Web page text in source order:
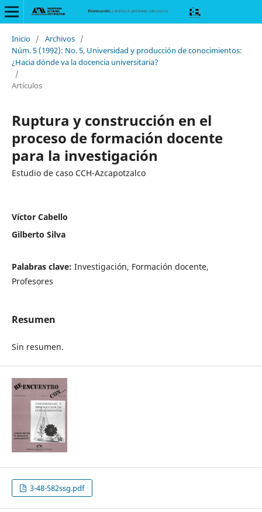
Inicio / Archivos /
Núm. 5 (1992): No. 5, Universidad y producción de conocimientos:
¿Hacia dónde va la docencia universitaria?
/
Artículos
Ruptura y construcción en el
proceso de formación docente
para la investigación
Estudio de caso CCH-Azcapotzalco
Víctor Cabello
Gilberto Silva
Palabras clave: Investigación, Formación docente,
Profesores
Resumen
Sin resumen.
3-48-582ssg.pdf